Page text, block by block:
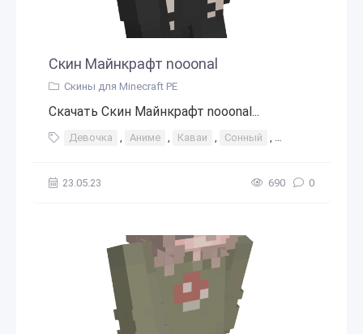
Скин Майнкрафт nooonal
Скины для Minecraft PE
Скачать Скин Майнкрафт nooonal...
Девочка , Аниме , Каваи , Сонный , Узкие глаза
23.05.23 690 0